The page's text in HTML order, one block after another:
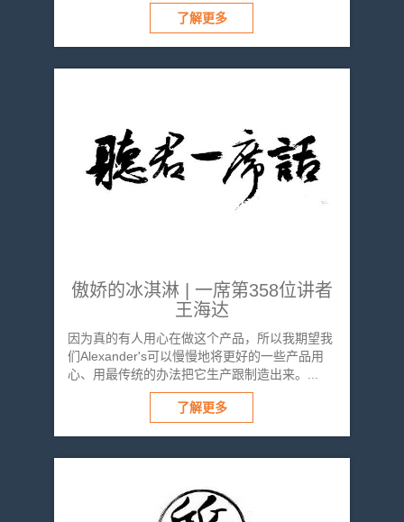
了解更多
傲娇的冰淇淋 | 一席第358位讲者
王海达
因为真的有人用心在做这个产品，所以我期望我
们Alexander's可以慢慢地将更好的一些产品用
心、用最传统的办法把它生产跟制造出来。...
了解更多